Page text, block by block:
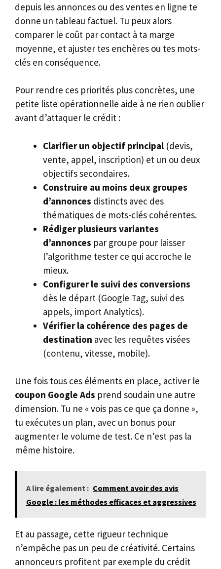
depuis les annonces ou des ventes en ligne te
donne un tableau factuel. Tu peux alors
comparer le coût par contact à ta marge
moyenne, et ajuster tes enchères ou tes mots-
clés en conséquence.
Pour rendre ces priorités plus concrètes, une
petite liste opérationnelle aide à ne rien oublier
avant d’attaquer le crédit :
Clarifier un objectif principal (devis,
vente, appel, inscription) et un ou deux
objectifs secondaires.
Construire au moins deux groupes
d’annonces distincts avec des
thématiques de mots-clés cohérentes.
Rédiger plusieurs variantes
d’annonces par groupe pour laisser
l’algorithme tester ce qui accroche le
mieux.
Configurer le suivi des conversions
dès le départ (Google Tag, suivi des
appels, import Analytics).
Vérifier la cohérence des pages de
destination avec les requêtes visées
(contenu, vitesse, mobile).
Une fois tous ces éléments en place, activer le
coupon Google Ads prend soudain une autre
dimension. Tu ne « vois pas ce que ça donne »,
tu exécutes un plan, avec un bonus pour
augmenter le volume de test. Ce n’est pas la
même histoire.
A lire également : Comment avoir des avis
Google : les méthodes efficaces et aggressives
Et au passage, cette rigueur technique
n’empêche pas un peu de créativité. Certains
annonceurs profitent par exemple du crédit